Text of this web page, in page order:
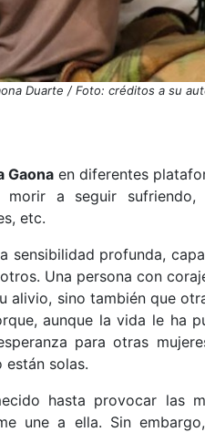
Duarte / Foto: créditos a su
Gaonaen diferentes
a seguir
etc.
sensibilidad profunda,
Una persona con
alivio, sino también que
aunque la vida le ha
para otras
solas.
hasta provocar las
une a ella. Sin